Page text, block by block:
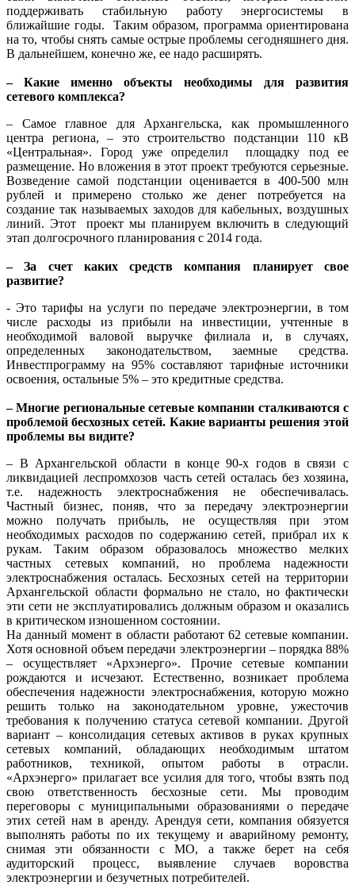
поддерживать стабильную работу энергосистемы в
ближайшие годы. Таким образом, программа ориентирована
на то, чтобы снять самые острые проблемы сегодняшнего дня.
В дальнейшем, конечно же, ее надо расширять.
– Какие именно объекты необходимы для развития
сетевого комплекса?
– Самое главное для Архангельска, как промышленного
центра региона, – это строительство подстанции 110 кВ
«Центральная». Город уже определил площадку под ее
размещение. Но вложения в этот проект требуются серьезные.
Возведение самой подстанции оценивается в 400-500 млн
рублей и примерено столько же денег потребуется на
создание так называемых заходов для кабельных, воздушных
линий. Этот проект мы планируем включить в следующий
этап долгосрочного планирования с 2014 года.
– За счет каких средств компания планирует свое
развитие?
- Это тарифы на услуги по передаче электроэнергии, в том
числе расходы из прибыли на инвестиции, учтенные в
необходимой валовой выручке филиала и, в случаях,
определенных законодательством, заемные средства.
Инвестпрограмму на 95% составляют тарифные источники
освоения, остальные 5% – это кредитные средства.
– Многие региональные сетевые компании сталкиваются с
проблемой бесхозных сетей. Какие варианты решения этой
проблемы вы видите?
– В Архангельской области в конце 90-х годов в связи с
ликвидацией леспромхозов часть сетей осталась без хозяина,
т.е. надежность электроснабжения не обеспечивалась.
Частный бизнес, поняв, что за передачу электроэнергии
можно получать прибыль, не осуществляя при этом
необходимых расходов по содержанию сетей, прибрал их к
рукам. Таким образом образовалось множество мелких
частных сетевых компаний, но проблема надежности
электроснабжения осталась. Бесхозных сетей на территории
Архангельской области формально не стало, но фактически
эти сети не эксплуатировались должным образом и оказались
в критическом изношенном состоянии.
На данный момент в области работают 62 сетевые компании.
Хотя основной объем передачи электроэнергии – порядка 88%
– осуществляет «Архэнерго». Прочие сетевые компании
рождаются и исчезают. Естественно, возникает проблема
обеспечения надежности электроснабжения, которую можно
решить только на законодательном уровне, ужесточив
требования к получению статуса сетевой компании. Другой
вариант – консолидация сетевых активов в руках крупных
сетевых компаний, обладающих необходимым штатом
работников, техникой, опытом работы в отрасли.
«Архэнерго» прилагает все усилия для того, чтобы взять под
свою ответственность бесхозные сети. Мы проводим
переговоры с муниципальными образованиями о передаче
этих сетей нам в аренду. Арендуя сети, компания обязуется
выполнять работы по их текущему и аварийному ремонту,
снимая эти обязанности с МО, а также берет на себя
аудиторский процесс, выявление случаев воровства
электроэнергии и безучетных потребителей.